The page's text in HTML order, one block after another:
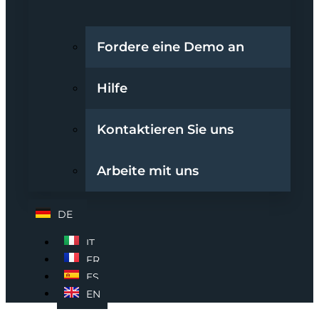
Fordere eine Demo an
Hilfe
Kontaktieren Sie uns
Arbeite mit uns
DE
IT
FR
ES
EN